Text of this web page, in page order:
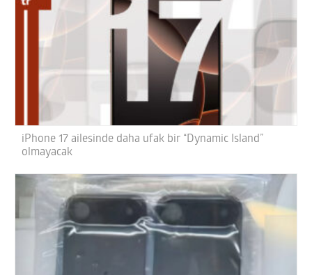
iPhone 17 ailesinde daha ufak bir “Dynamic Island”
olmayacak